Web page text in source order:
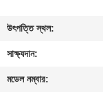
যোগাযোগ
করুন
উৎপত্তি স্থল:
সাক্ষ্যদান:
মডেল নম্বার: